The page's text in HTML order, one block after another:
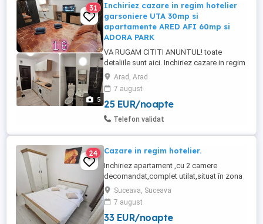
5
31
Inchiriez cazare in regim hotelier
garsoniere UTA 30mp si
apartamente ARED AFI 60mp si
ADORA PARK
VA RUGAM CITITI ANUNTUL! toate
detaliile sunt aici. Inchiriez cazare in regim
hotelier garsoniere in zona UTA de 30mp
SAU apartamente noi la ARED-urile noi
zona AFI-McDrive de 60mp pentru cei care
doresc si mai calitate, sau pentru
priveliste apartament nou si mai spatios
Arad, Arad
7 august
25 EUR/noapte
Telefon validat
24 Cazare in regim hotelier.
Inchiriez apartament ,cu 2 camere
decomandat,complet utilat,situat în zona
centrala.Foarte aproape de spitalul
Județean,piață,primărie,politie. Va este
pus la dispozitie: -2 paturi matrimoniale
160-200, -plita,cuptor cu
Suceava, Suceava
7 august
33 EUR/noapte